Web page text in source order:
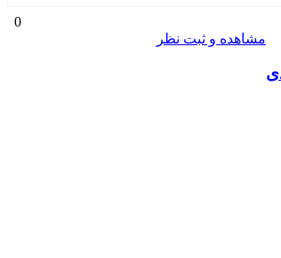
0
مشاهده و ثبت نظر